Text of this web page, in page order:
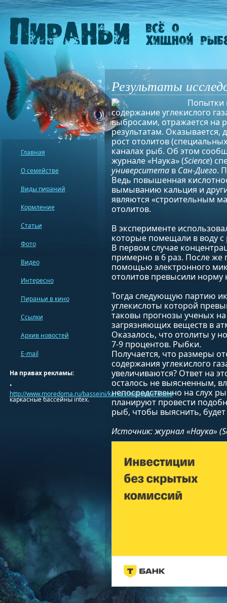
Результаты
Попытки
содержание углекислого
выбросами, отражается на
результатам.
рост отолитов
каналах рыб. Об этом
журнале «Наука» (Science)
университетав Сан-Диего.
Ведь повышенная
вымыванию кальция и
являются «строительным
отолитов.
В эксперименте
которые помещали в воду
В первом случае
примерно в 6 раз. После же
помощью электронного
отолитов превысили норму
Тогда следующую партию
углекислоты которой
таковы прогнозы ученых
загрязняющих веществ в
Оказалось, что отолиты у
7-9 процентов. Рыбки.
Получается, что размеры
содержания углекислого
увеличиваются? Ответ на
осталось не выясненным,
непосредственно на слух
планируют провести
рыб, чтобы выяснить,
Источник: журнал «Наука»
Главная
О семействе
Виды пираний
Кормление
Статьи
Фото
Видео
Интересно
Пираньи в кино
Ссылки
Архив новостей
E-mail
На правах рекламы:
•
http://www.moredoma.ru/basseini/karkasnosbornie/intex/
каркасные бассейны intex.